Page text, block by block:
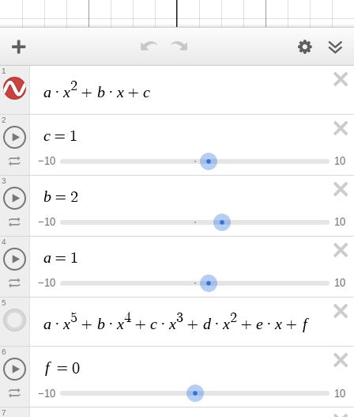
a · x2 + b · x + c
1
c = 1
−10 10
2
b = 2
−10 10
3
a = 1
−10 10
4
a · x5 + b · x4 + c · x3 + d · x2 + e · x + f
5
f = 0
−10 10
6
7